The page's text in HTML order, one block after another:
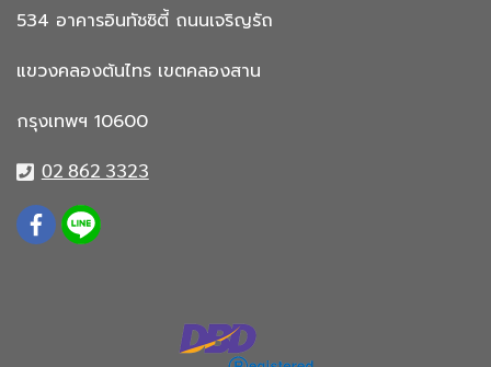
534 อาคารอินทัชซิตี้ ถนนเจริญรัถ
แขวงคลองต้นไทร เขตคลองสาน
กรุงเทพฯ 10600
02 862 3323